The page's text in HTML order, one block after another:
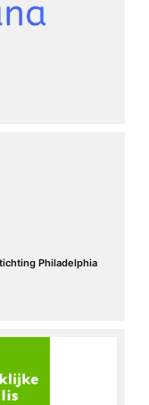
Philadelphia